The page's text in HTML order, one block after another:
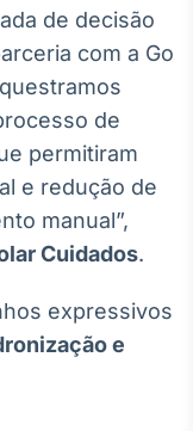
de decisão
com a Go
de
permitiram
e redução de
manual”,
Cuidados.
expressivos
e